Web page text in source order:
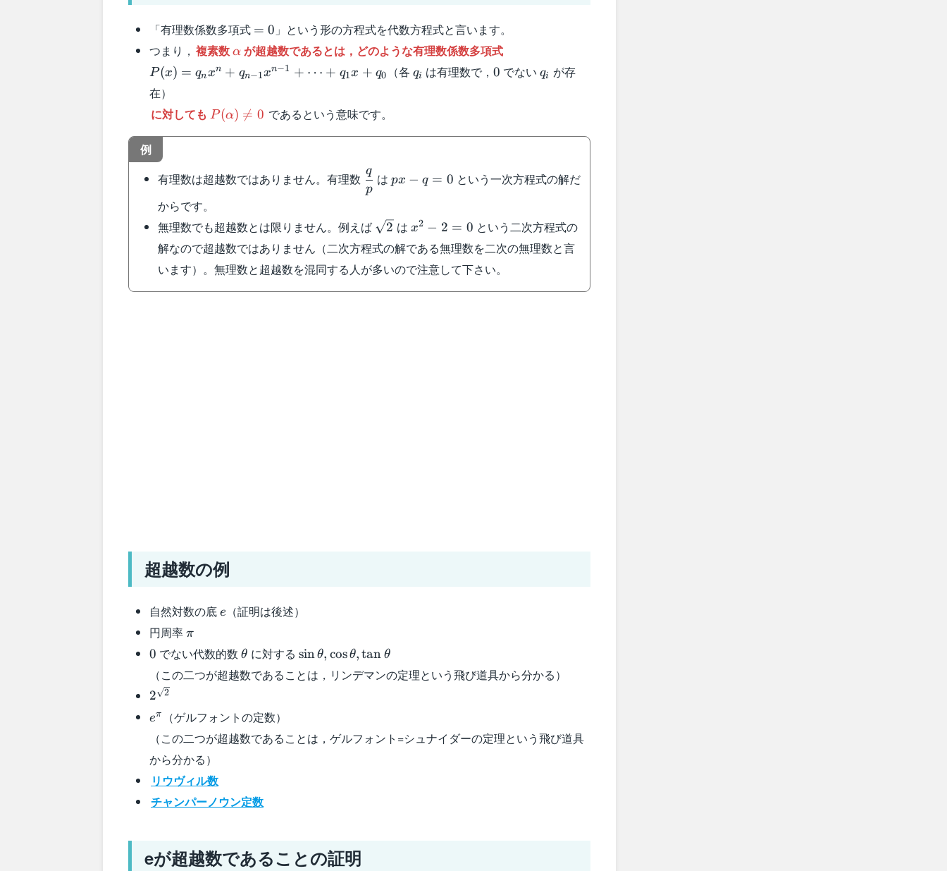
「有理数係数多項式 =0
= 0 」という形の方程式を代数方程式と言います。
つまり， 複素数 \alpha
α が超越数であるとは，どのような有理数係数多項式
P(x)=q_nx^n+q_{n-
1}x^{n-
1}+\cdots+q_1x+q_0
P(x) = qnxn + qn−1xn−1 + ⋯ + q1x + q0 （各 q_i
qi は有理数で，0
0 でないq_i
qi
が存
在）
に対しても P(\alpha)\neq
P(α) 
= 0 であるという意味です。
例
有理数は超越数ではありません。有理数 \dfrac{q}
{p}
p
q
は px-
px − q = 0 という一次方程式の解だ
からです。
無理数でも超越数とは限りません。例えば \sqrt{2}
2 はx^2-
2=0
x2 − 2 = 0 という二次方程式の
解なので超越数ではありません（二次方程式の解である無理数を二次の無理数と言
います）。無理数と超越数を混同する人が多いので注意して下さい。
超越数の例
自然対数の底 e
e
（証明は後述）
円周率\pi
π
0
0 でない代数的数 \theta
θ に対する \sin\theta,\cos\theta,\tan\theta
sinθ, cosθ, tan θ
（この二つが超越数であることは，リンデマンの定理という飛び道具から分かる）
2^{\sqrt{2}}
2 2
e^{\pi}
eπ
（ゲルフォントの定数）
（この二つが超越数であることは，ゲルフォント=シュナイダーの定理という飛び道具
から分かる）
リウヴィル数
チャンパーノウン定数
eが超越数であることの証明